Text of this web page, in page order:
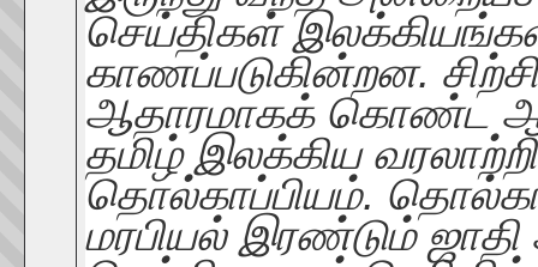
செய்திகள்
காணப்படுகின்றன.
ஆதாரமாகக் கொண்ட
தமிழ் இலக்கிய
தொல்காப்பியம்.
மரபியல் இரண்டும் ஜாதி